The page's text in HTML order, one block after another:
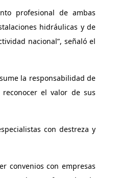
profesional de ambas
hidráulicas y de
nacional”, señaló el
la responsabilidad de
el valor de sus
con destreza y
convenios con empresas